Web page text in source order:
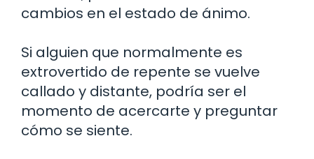
cambios en el estado de ánimo.
Si alguien que normalmente es
extrovertido de repente se vuelve
callado y distante, podría ser el
momento de acercarte y preguntar
cómo se siente.